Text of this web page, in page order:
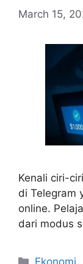
March 15,
Kenali ciri-
di Telegram
online.
dari modus
Categories
Ekonomi